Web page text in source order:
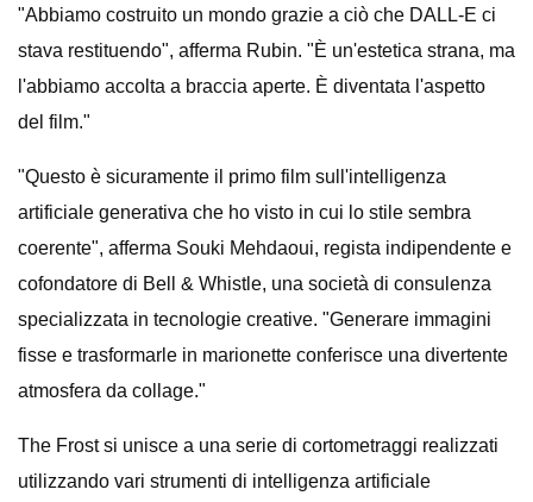
"Abbiamo costruito un mondo grazie a ciò che DALL-E ci
stava restituendo", afferma Rubin. "È un'estetica strana, ma
l'abbiamo accolta a braccia aperte. È diventata l'aspetto
del film."
"Questo è sicuramente il primo film sull'intelligenza
artificiale generativa che ho visto in cui lo stile sembra
coerente", afferma Souki Mehdaoui, regista indipendente e
cofondatore di Bell & Whistle, una società di consulenza
specializzata in tecnologie creative. "Generare immagini
fisse e trasformarle in marionette conferisce una divertente
atmosfera da collage."
The Frost si unisce a una serie di cortometraggi realizzati
utilizzando vari strumenti di intelligenza artificiale